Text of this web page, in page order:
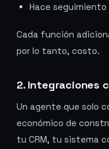
Hace
Cada función
por lo tanto, costo.
2. Integraciones
Un agente que solo
económico de
tu CRM, tu sistema